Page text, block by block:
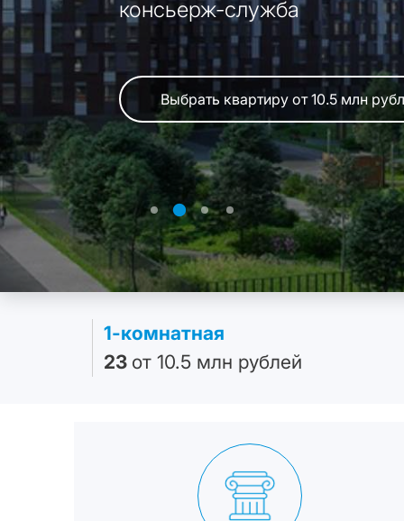
Выбрать квартиру от 10.5 млн
консьерж-служба
Выбрать квартиру от 10.5 млн
«Буревестник»
Выбрать квартиру от 10.5 млн
ходьбы
Выбрать квартиру от 10.5 млн
1-комнатная
23 от 10.5 млн рублей